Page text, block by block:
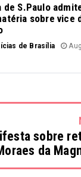
de S.Paulo
sobre vice
de Brasília
sobre
da